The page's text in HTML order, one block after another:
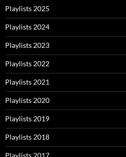
Playlists 2025
Playlists 2024
Playlists 2023
Playlists 2022
Playlists 2021
Playlists 2020
Playlists 2019
Playlists 2018
Playlists 2017